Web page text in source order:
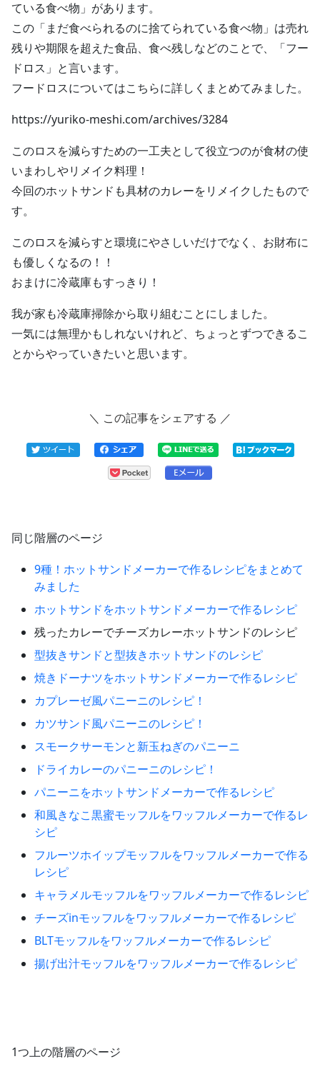
ている食べ物」があります。
この「まだ食べられるのに捨てられている食べ物」は売れ
残りや期限を超えた食品、食べ残しなどのことで、「フー
ドロス」と言います。
フードロスについてはこちらに詳しくまとめてみました。
https://yuriko-meshi.com/archives/3284
このロスを減らすための一工夫として役立つのが食材の使
いまわしやリメイク料理！
今回のホットサンドも具材のカレーをリメイクしたもので
す。
このロスを減らすと環境にやさしいだけでなく、お財布に
も優しくなるの！！
おまけに冷蔵庫もすっきり！
我が家も冷蔵庫掃除から取り組むことにしました。
一気には無理かもしれないけれど、ちょっとずつできるこ
とからやっていきたいと思います。
＼ この記事をシェアする ／
同じ階層のページ
9種！ホットサンドメーカーで作るレシピをまとめて
みました
ホットサンドをホットサンドメーカーで作るレシピ
残ったカレーでチーズカレーホットサンドのレシピ
型抜きサンドと型抜きホットサンドのレシピ
焼きドーナツをホットサンドメーカーで作るレシピ
カプレーゼ風パニーニのレシピ！
カツサンド風パニーニのレシピ！
スモークサーモンと新玉ねぎのパニーニ
ドライカレーのパニーニのレシピ！
パニーニをホットサンドメーカーで作るレシピ
和風きなこ黒蜜モッフルをワッフルメーカーで作るレ
シピ
フルーツホイップモッフルをワッフルメーカーで作る
レシピ
キャラメルモッフルをワッフルメーカーで作るレシピ
チーズinモッフルをワッフルメーカーで作るレシピ
BLTモッフルをワッフルメーカーで作るレシピ
揚げ出汁モッフルをワッフルメーカーで作るレシピ
1つ上の階層のページ